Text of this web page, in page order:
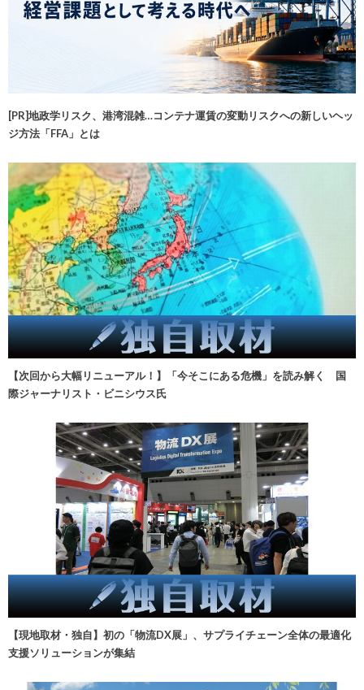
[PR]地政学リスク、港湾混雑…コンテナ運賃の変動リスクへの新しいヘッ
ジ方法「FFA」とは
【次回から大幅リニューアル！】「今そこにある危機」を読み解く 国
際ジャーナリスト・ビニシウス氏
【現地取材・独自】初の「物流DX展」、サプライチェーン全体の最適化
支援ソリューションが集結